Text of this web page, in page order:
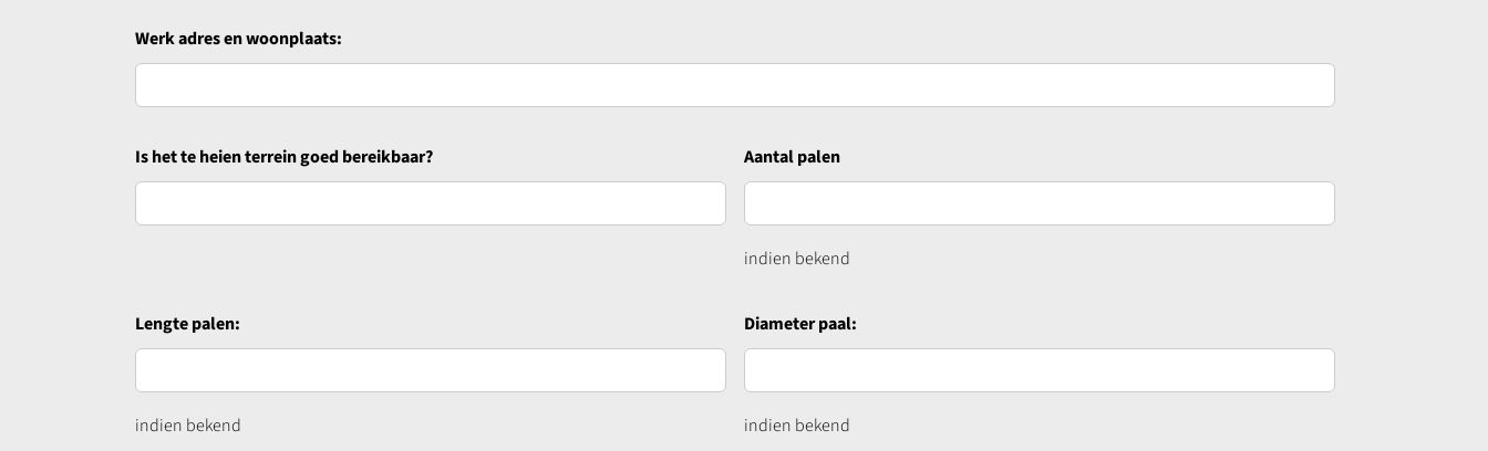
Werk adres en woonplaats:
Is het te heien terrein goed bereikbaar? Aantal palen
indien bekend
Lengte palen:
indien bekend
Diameter paal:
indien bekend